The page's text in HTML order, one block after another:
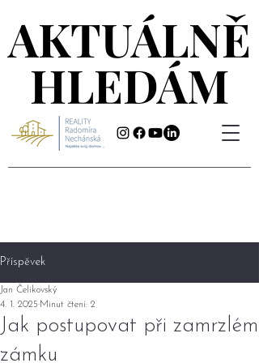
AKTUÁLNĚ
HLEDÁM
AKTUÁLNĚ
HLEDÁM
Příspěvek
Jak postupovat při zamrzlém
zámku
Jan Čelikovský
4. 1. 2025 Minut čtení: 2